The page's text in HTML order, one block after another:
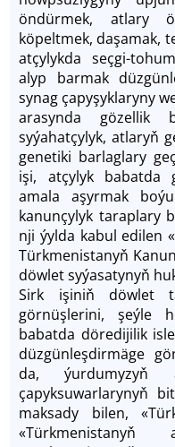
öndürmek, atlary
köpeltmek, daşamak,
atçylykda seçgi-
alyp barmak
synag çapyşyklaryny
arasynda gözellik
syýahatçylyk, atlaryň
genetiki barlaglary
işi, atçylyk babatda
amala aşyrmak
kanunçylyk taraplary
nji ýylda kabul edilen
Türkmenistanyň
döwlet syýasatynyň
Sirk işiniň döwlet
görnüşlerini, şeýle
babatda döredijilik
düzgünleşdirmäge
da, ýurdumyzyň
çapyksuwarlarynyň
maksady bilen,